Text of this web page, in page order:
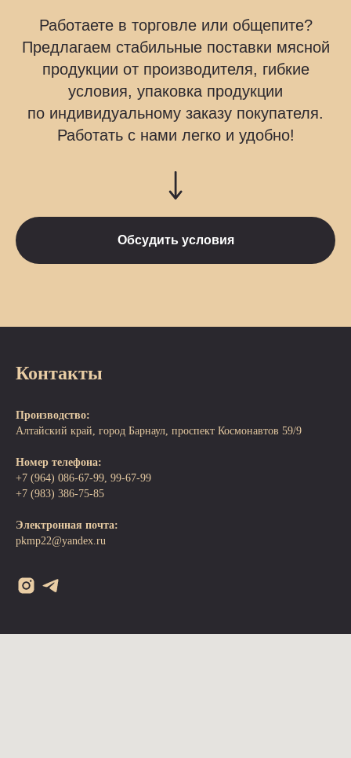
Работаете в торговле или общепите?
Предлагаем стабильные поставки мясной
продукции от производителя, гибкие
условия, упаковка продукции
по индивидуальному заказу покупателя.
Работать с нами легко и удобно!
Обсудить условия
Контакты
Производство:
Алтайский край, город Барнаул, проспект Космонавтов 59/9
Номер телефона:
+7 (964) 086-67-99, 99-67-99
+7 (983) 386-75-85
Электронная почта:
pkmp22@yandex.ru